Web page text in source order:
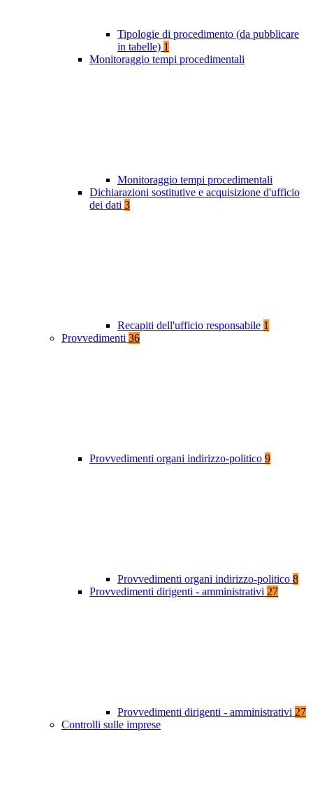
Tipologie di procedimento (da pubblicare
in tabelle) 1
Monitoraggio tempi procedimentali
Monitoraggio tempi procedimentali
Dichiarazioni sostitutive e acquisizione d'ufficio
dei dati 3
Recapiti dell'ufficio responsabile 1
Provvedimenti 36
Provvedimenti organi indirizzo-politico 9
Provvedimenti organi indirizzo-politico 8
Provvedimenti dirigenti - amministrativi 27
Provvedimenti dirigenti - amministrativi 27
Controlli sulle imprese